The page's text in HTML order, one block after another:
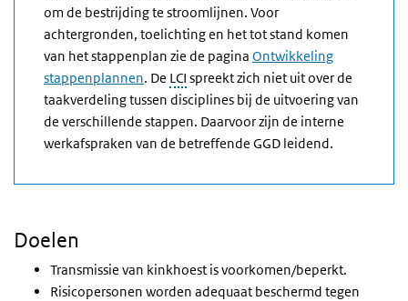
om de bestrijding te stroomlijnen. Voor
achtergronden, toelichting en het tot stand komen
van het stappenplan zie de pagina Ontwikkeling
stappenplannen. De LCI spreekt zich niet uit over de
taakverdeling tussen disciplines bij de uitvoering van
de verschillende stappen. Daarvoor zijn de interne
werkafspraken van de betreffende GGD leidend.
Doelen
Transmissie van kinkhoest is voorkomen/beperkt.
Risicopersonen worden adequaat beschermd tegen